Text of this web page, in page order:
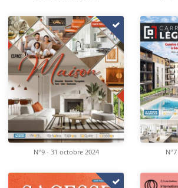
N°9 - 31 octobre 2024